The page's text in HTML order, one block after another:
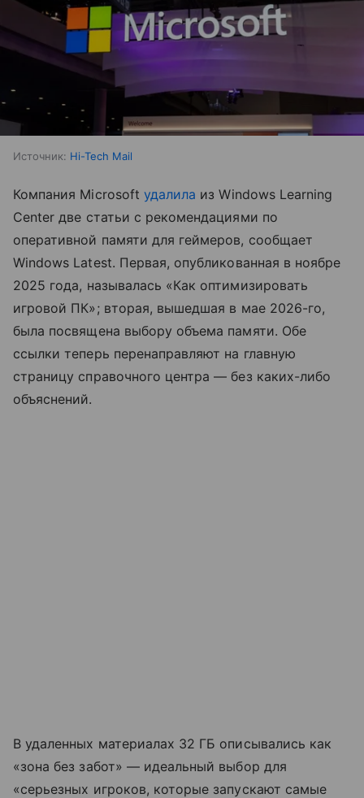
Источник: Hi-Tech Mail
Компания Microsoft удалила из Windows Learning
Center две статьи с рекомендациями по
оперативной памяти для геймеров, сообщает
Windows Latest. Первая, опубликованная в ноябре
2025 года, называлась «Как оптимизировать
игровой ПК»; вторая, вышедшая в мае 2026-го,
была посвящена выбору объема памяти. Обе
ссылки теперь перенаправляют на главную
страницу справочного центра — без каких-либо
объяснений.
В удаленных материалах 32 ГБ описывались как
«зона без забот» — идеальный выбор для
«серьезных игроков, которые запускают самые